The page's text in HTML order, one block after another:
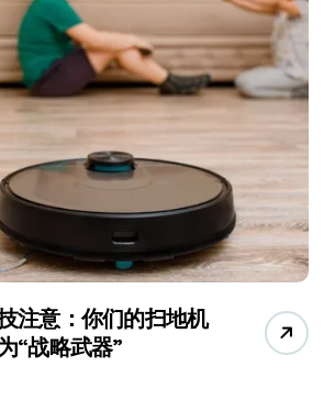
注意：你们的扫地机
“战略武器”